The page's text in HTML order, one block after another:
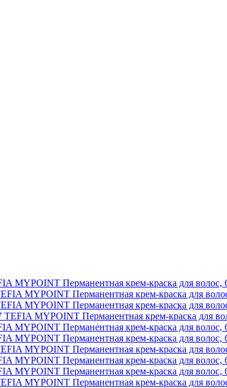
MYPOINT Перманентная крем-краска для волос,
MYPOINT Перманентная крем-краска для
MYPOINT Перманентная крем-краска для
TEFIA MYPOINT Перманентная крем-краска для
MYPOINT Перманентная крем-краска для волос,
MYPOINT Перманентная крем-краска для волос,
MYPOINT Перманентная крем-краска для
MYPOINT Перманентная крем-краска для волос,
MYPOINT Перманентная крем-краска для волос,
MYPOINT Перманентная крем-краска для